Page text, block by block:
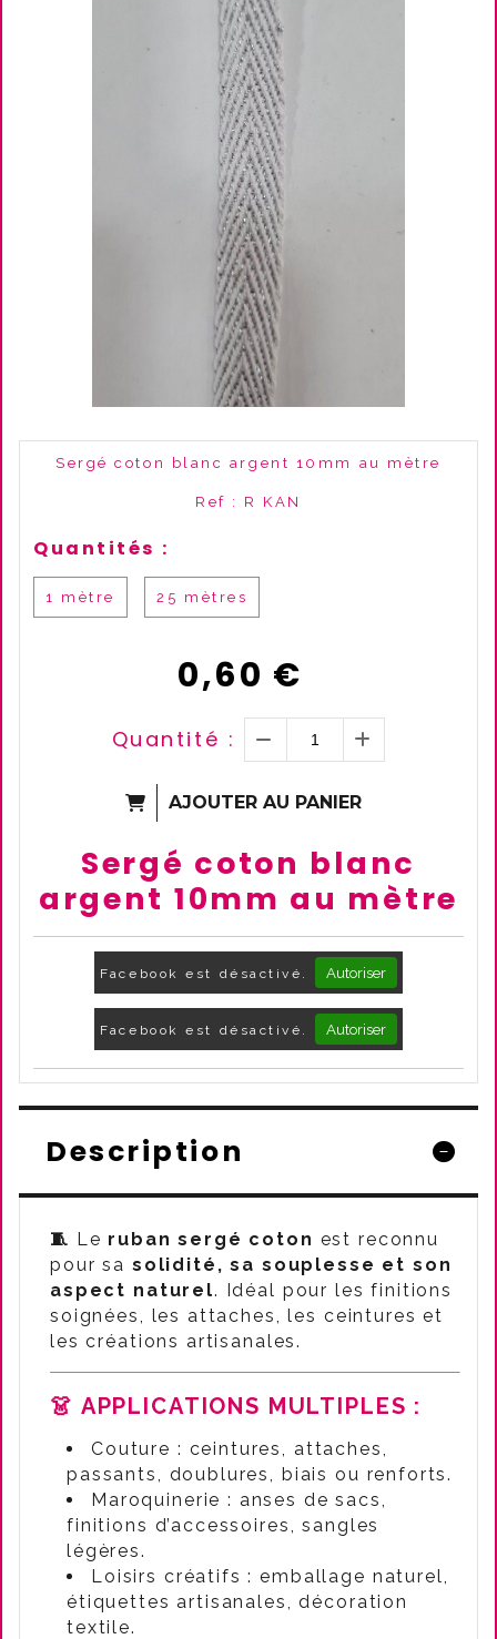
Sergé coton blanc argent 10mm au mètre
Ref : R KAN
Quantités :
1 mètre 25 mètres
0,60 €
Quantité :
AJOUTER AU PANIER
Sergé coton blanc
argent 10mm au mètre
Facebook est désactivé. Autoriser
Facebook est désactivé. Autoriser
Description
🧵 Le ruban sergé coton est reconnu
pour sa solidité, sa souplesse et son
aspect naturel. Idéal pour les finitions
soignées, les attaches, les ceintures et
les créations artisanales.
👗 APPLICATIONS MULTIPLES :
Couture : ceintures, attaches,
passants, doublures, biais ou renforts.
Maroquinerie : anses de sacs,
finitions d’accessoires, sangles
légères.
Loisirs créatifs : emballage naturel,
étiquettes artisanales, décoration
textile.